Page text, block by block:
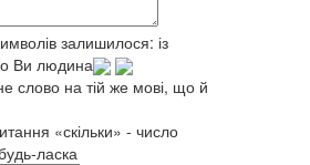
залишилося: із
Ви людина
слово на тій же мові, що й
«скільки» - число
ласка